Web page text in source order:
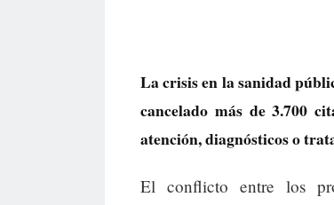
La crisis en la sanidad
cancelado más de 3.700
atención, diagnósticos o
El conflicto entre los